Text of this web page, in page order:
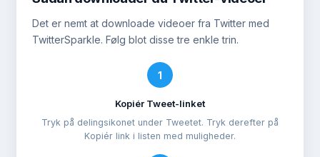
Det er nemt at downloade videoer fra Twitter med
TwitterSparkle. Følg blot disse tre enkle trin.
1
Kopiér Tweet-linket
Tryk på delingsikonet under Tweetet. Tryk derefter på
Kopiér link i listen med muligheder.